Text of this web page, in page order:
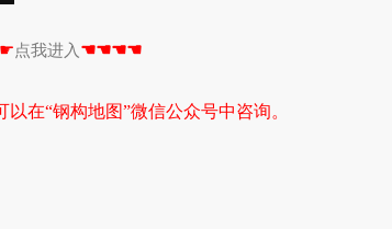
点我进入 ☚☚☚☚
在“钢构地图”微信公众号中咨询。